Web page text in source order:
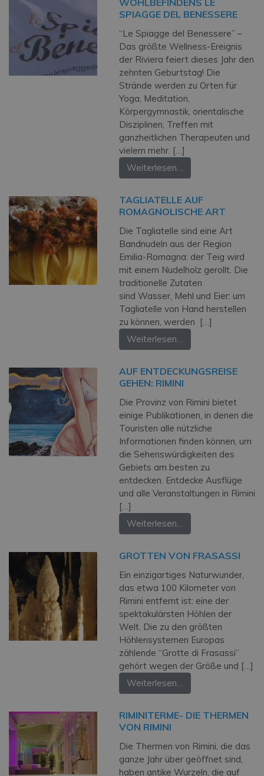
WOHLBEFINDENS LE
SPIAGGE DEL BENESSERE
“Le Spiagge del Benessere” –
Das größte Wellness-Ereignis
der Riviera feiert dieses Jahr den
zehnten Geburtstag! Die
Strände werden zu Orten für
Yoga, Meditation,
Körpergymnastik, orientalische
Disziplinen, Treffen mit
ganzheitlichen Therapeuten und
vielem mehr. […]
Weiterlesen…
TAGLIATELLE AUF
ROMAGNOLISCHE ART
Die Tagliatelle sind eine Art
Bandnudeln aus der Region
Emilia-Romagna: der Teig wird
mit einem Nudelholz gerollt. Die
traditionelle Zutaten
sind Wasser, Mehl und Eier: um
Tagliatelle von Hand herstellen
zu können, werden […]
Weiterlesen…
AUF ENTDECKUNGSREISE
GEHEN: RIMINI
Die Provinz von Rimini bietet
einige Publikationen, in denen die
Touristen alle nützliche
Informationen finden können, um
die Sehenswürdigkeiten des
Gebiets am besten zu
entdecken. Entdecke Ausflüge
und alle Veranstaltungen in Rimini
[…]
Weiterlesen…
GROTTEN VON FRASASSI
Ein einzigartiges Naturwunder,
das etwa 100 Kilometer von
Rimini entfernt ist: eine der
spektakulärsten Höhlen der
Welt. Die zu den größten
Höhlensystemen Europas
zählende “Grotte di Frasassi”
gehört wegen der Größe und […]
Weiterlesen…
RIMINITERME- DIE THERMEN
VON RIMINI
Die Thermen von Rimini, die das
ganze Jahr über geöffnet sind,
haben antike Wurzeln, die auf